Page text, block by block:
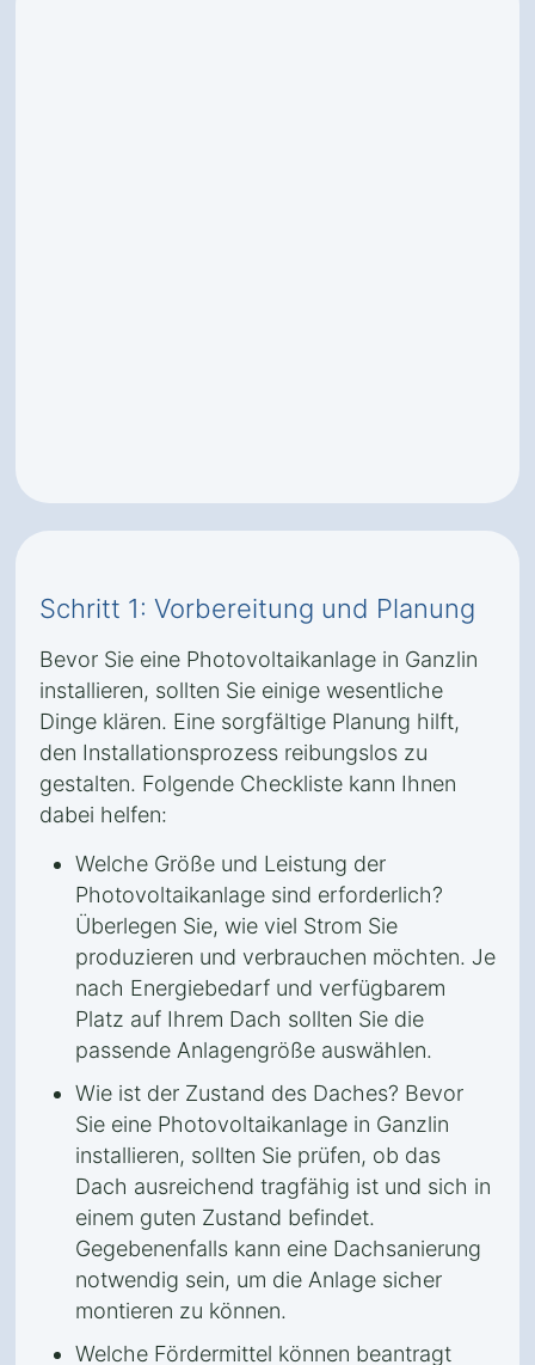
Schritt 1: Vorbereitung und Planung
Bevor Sie eine Photovoltaikanlage in Ganzlin
installieren, sollten Sie einige wesentliche
Dinge klären. Eine sorgfältige Planung hilft,
den Installationsprozess reibungslos zu
gestalten. Folgende Checkliste kann Ihnen
dabei helfen:
Welche Größe und Leistung der
Photovoltaikanlage sind erforderlich?
Überlegen Sie, wie viel Strom Sie
produzieren und verbrauchen möchten. Je
nach Energiebedarf und verfügbarem
Platz auf Ihrem Dach sollten Sie die
passende Anlagengröße auswählen.
Wie ist der Zustand des Daches? Bevor
Sie eine Photovoltaikanlage in Ganzlin
installieren, sollten Sie prüfen, ob das
Dach ausreichend tragfähig ist und sich in
einem guten Zustand befindet.
Gegebenenfalls kann eine Dachsanierung
notwendig sein, um die Anlage sicher
montieren zu können.
Welche Fördermittel können beantragt